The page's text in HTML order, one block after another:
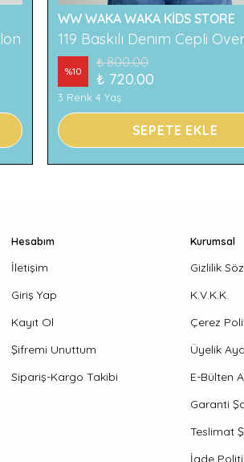
WW WAKA WAKA KİDS STORE
%10
₺ 800.00
₺ 720.00
3 Renk 4 Yaş
SEPETE EKLE
Hesabım
İletişim
Giriş Yap
Kayıt Ol
Şifremi Unuttum
Sipariş-Kargo Takibi
Kurumsal
Gizlilik
K.V.K.K.
Çerez
Üyelik
E-Bülten
Garanti
Teslimat
İade